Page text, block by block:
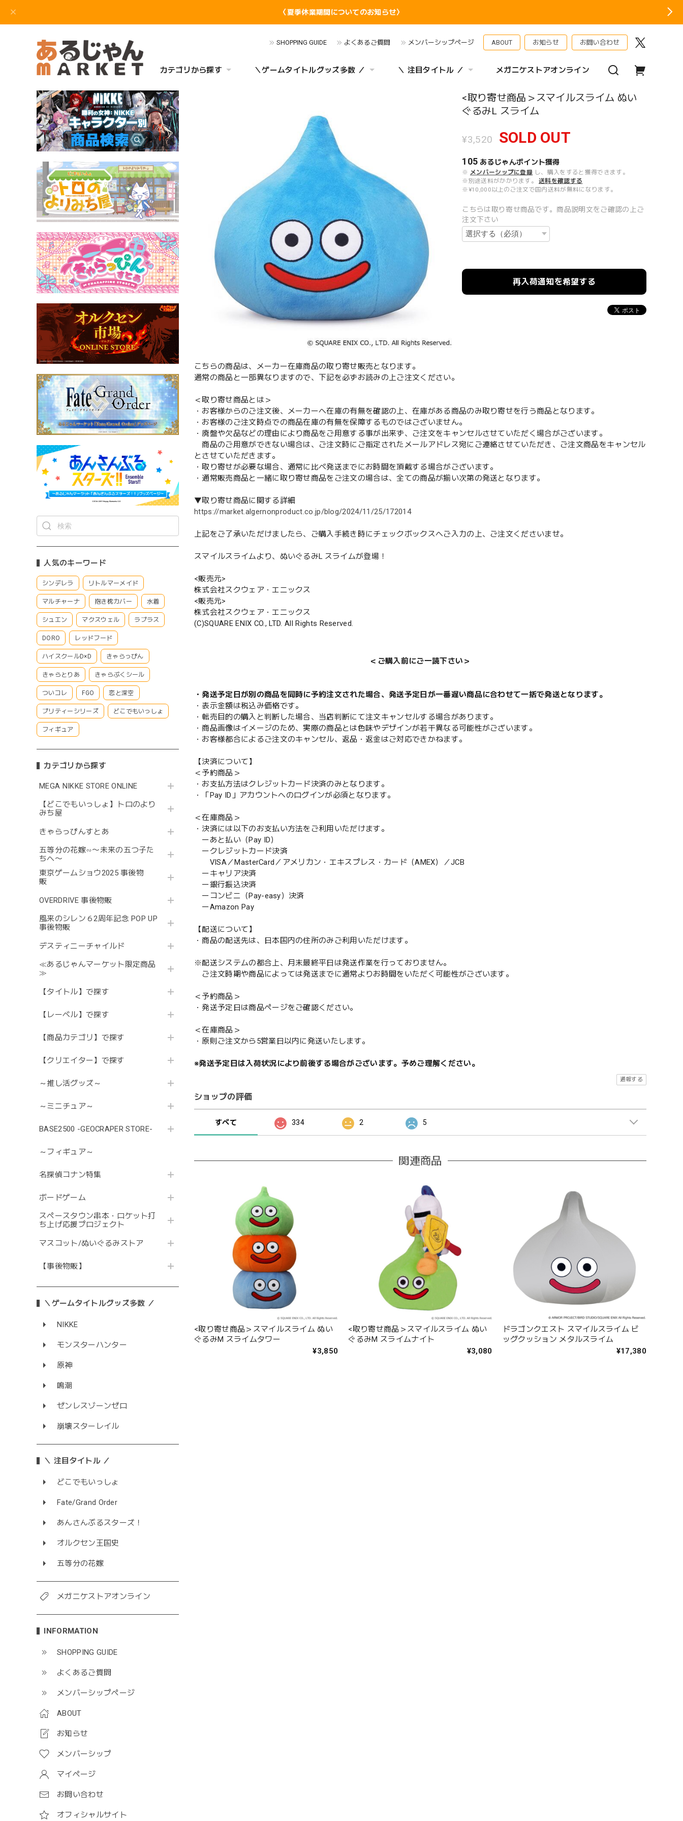
〈夏季休業期間についてのお知らせ〉
SHOPPING GUIDE よくあるご質問 メンバーシップページ ABOUT お知らせ お問い合わせ
カテゴリから探す ＼ゲームタイトルグッズ多数 ／ ＼ 注目タイトル ／ メガニケストアオンライン
人気のキーワード
シンデレラ リトルマーメイド
マルチャーナ 抱き枕カバー 水着
シュエン マクスウェル ラプラス
DORO レッドフード
ハイスクールD×D きゃらっぴん
きゃらとりあ きゃらぷくシール
ついコレ FGO 恋と深空
プリティーシリーズ どこでもいっしょ
フィギュア
カテゴリから探す
MEGA NIKKE STORE ONLINE
【どこでもいっしょ】トロのより
みち屋
きゃらっぴんすとあ
五等分の花嫁∽〜未来の五つ子た
ちへ〜
東京ゲームショウ2025 事後物
販
OVERDRIVE 事後物販
風来のシレン６2周年記念 POP UP
事後物販
デスティニーチャイルド
≪あるじゃんマーケット限定商品
≫
【タイトル】で探す
【レーベル】で探す
【商品カテゴリ】で探す
【クリエイター】で探す
～推し活グッズ～
～ミニチュア～
BASE2500 -GEOCRAPER STORE-
～フィギュア～
名探偵コナン特集
ボードゲーム
スペースタウン串本・ロケット打
ち上げ応援プロジェクト
マスコット/ぬいぐるみストア
【事後物販】
＼ゲームタイトルグッズ多数 ／
NIKKE
モンスターハンター
原神
鳴潮
ゼンレスゾーンゼロ
崩壊スターレイル
＼ 注目タイトル ／
どこでもいっしょ
Fate/Grand Order
あんさんぶるスターズ！
オルクセン王国史
五等分の花嫁
メガニケストアオンライン
INFORMATION
SHOPPING GUIDE
よくあるご質問
メンバーシップページ
ABOUT
お知らせ
メンバーシップ
マイページ
お問い合わせ
オフィシャルサイト
<取り寄せ商品＞スマイルスライム ぬい
ぐるみL スライム
¥3,520 SOLD OUT
105 あるじゃんポイント獲得
※ メンバーシップに登録 し、購入をすると獲得できます。
※別途送料がかかります。
送料を確認する
※¥10,000以上のご注文で国内送料が無料になります。
こちらは取り寄せ商品です。商品説明文をご確認の上ご
注文下さい
再入荷通知を希望する
こちらの商品は、メーカー在庫商品の取り寄せ販売となります。
通常の商品と一部異なりますので、下記を必ずお読みの上ご注文ください。
＜取り寄せ商品とは＞
・お客様からのご注文後、メーカーへ在庫の有無を確認の上、在庫がある商品のみ取り寄せを行う商品となります。
・お客様のご注文時点での商品在庫の有無を保障するものではございません。
・廃盤や欠品などの理由により商品をご用意する事が出来ず、ご注文をキャンセルさせていただく場合がございます。
商品のご用意ができない場合は、ご注文時にご指定されたメールアドレス宛にご連絡させていただき、ご注文商品をキャンセル
とさせていただきます。
・取り寄せが必要な場合、通常に比べ発送までにお時間を頂戴する場合がございます。
・通常販売商品と一緒に取り寄せ商品をご注文の場合は、全ての商品が揃い次第の発送となります。
▼取り寄せ商品に関する詳細
https://market.algernonproduct.co.jp/blog/2024/11/25/172014
上記をご了承いただけましたら、ご購入手続き時にチェックボックスへご入力の上、ご注文くださいませ。
スマイルスライムより、ぬいぐるみL スライムが登場！
<販売元>
株式会社スクウェア・エニックス
<販売元>
株式会社スクウェア・エニックス
(C)SQUARE ENIX CO., LTD. All Rights Reserved.
＜ご購入前にご一読下さい＞
・発送予定日が別の商品を同時に予約注文された場合、発送予定日が一番遅い商品に合わせて一括で発送となります。
・表示金額は税込み価格です。
・転売目的の購入と判断した場合、当店判断にて注文キャンセルする場合があります。
・商品画像はイメージのため、実際の商品とは色味やデザインが若干異なる可能性がございます。
・お客様都合によるご注文のキャンセル、返品・返金はご対応できかねます。
【決済について】
＜予約商品＞
・お支払方法はクレジットカード決済のみとなります。
・「Pay ID」アカウントへのログインが必須となります。
＜在庫商品＞
・決済には以下のお支払い方法をご利用いただけます。
ーあと払い（Pay ID）
ークレジットカード決済
VISA／MasterCard／アメリカン・エキスプレス・カード（AMEX）／JCB
ーキャリア決済
ー銀行振込決済
ーコンビニ（Pay-easy）決済
ーAmazon Pay
【配送について】
・商品の配送先は、日本国内の住所のみご利用いただけます。
※配送システムの都合上、月末最終平日は発送作業を行っておりません。
ご注文時期や商品によっては発送までに通常よりお時間をいただく可能性がございます。
＜予約商品＞
・発送予定日は商品ページをご確認ください。
＜在庫商品＞
・原則ご注文から5営業日以内に発送いたします。
※発送予定日は入荷状況により前後する場合がございます。予めご理解ください。
通報する
ショップの評価
すべて 334 2 5
関連商品
<取り寄せ商品＞スマイルスライム ぬい
ぐるみM スライムタワー
¥3,850
<取り寄せ商品＞スマイルスライム ぬい
ぐるみM スライムナイト
¥3,080
ドラゴンクエスト スマイルスライム ビ
ッグクッション メタルスライム
¥17,380